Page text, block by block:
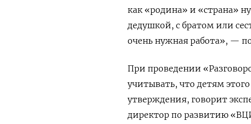
как «родина» и «страна»
дедушкой, с братом или
очень нужная работа», —
При проведении
учитывать, что детям
утверждения, говорит
директор по развитию